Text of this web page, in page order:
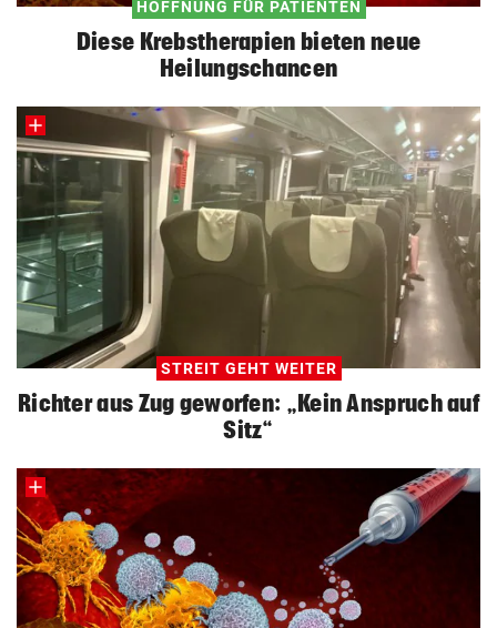
HOFFNUNG FÜR PATIENTEN
Diese Krebstherapien bieten neue
Heilungschancen
STREIT GEHT WEITER
Richter aus Zug geworfen: „Kein Anspruch auf
Sitz“